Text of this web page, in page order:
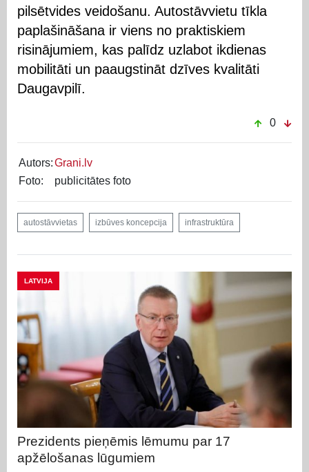
pilsētvides veidošanu. Autostāvvietu tīkla
paplašināšana ir viens no praktiskiem
risinājumiem, kas palīdz uzlabot ikdienas
mobilitāti un paaugstināt dzīves kvalitāti
Daugavpilī.
0
Autors:Grani.lv
Foto:
publicitātes foto
autostāvvietas izbūves koncepcija infrastruktūra
LATVIJA
Prezidents pieņēmis lēmumu par 17
apžēlošanas lūgumiem